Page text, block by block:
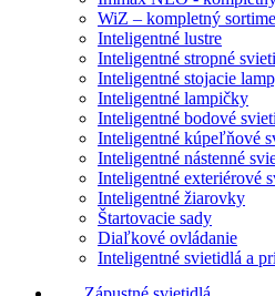
WiZ – kompletný
Inteligentné lustre
Inteligentné stropné
Inteligentné stojacie
Inteligentné lampičky
Inteligentné bodové
Inteligentné kúpeľňové
Inteligentné nástenné
Inteligentné exteriérové
Inteligentné žiarovky
Štartovacie sady
Diaľkové ovládanie
Inteligentné svietidlá a